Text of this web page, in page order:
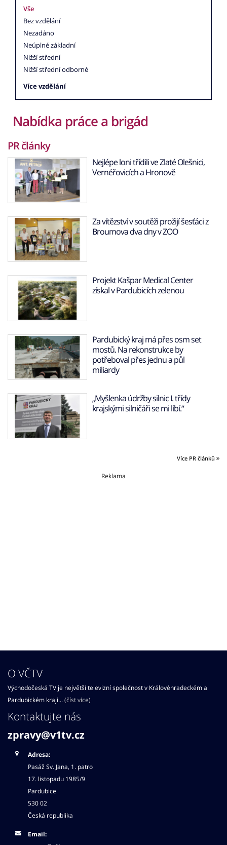
Vše
Bez vzdělání
Nezadáno
Neúplné základní
Nižší střední
Nižší střední odborné
Více vzdělání
Nabídka práce a brigád
PR články
Nejlépe loni třídili ve Zlaté Olešnici,
Vernéřovicích a Hronově
Za vítězství v soutěži prožijí šesťáci z
Broumova dva dny v ZOO
Projekt Kašpar Medical Center
získal v Pardubicích zelenou
Pardubický kraj má přes osm set
mostů. Na rekonstrukce by
potřeboval přes jednu a půl
miliardy
„Myšlenka údržby silnic I. třídy
krajskými silničáři se mi líbí.“
Více PR článků
Reklama
O VČTV
Východočeská TV je největší televizní společnost v Královéhradeckém a
Pardubickém kraji... (číst více)
Kontaktujte nás
zpravy@v1tv.cz
Adresa:
Pasáž Sv. Jana, 1. patro
17. listopadu 1985/9
Pardubice
530 02
Česká republika
Email: